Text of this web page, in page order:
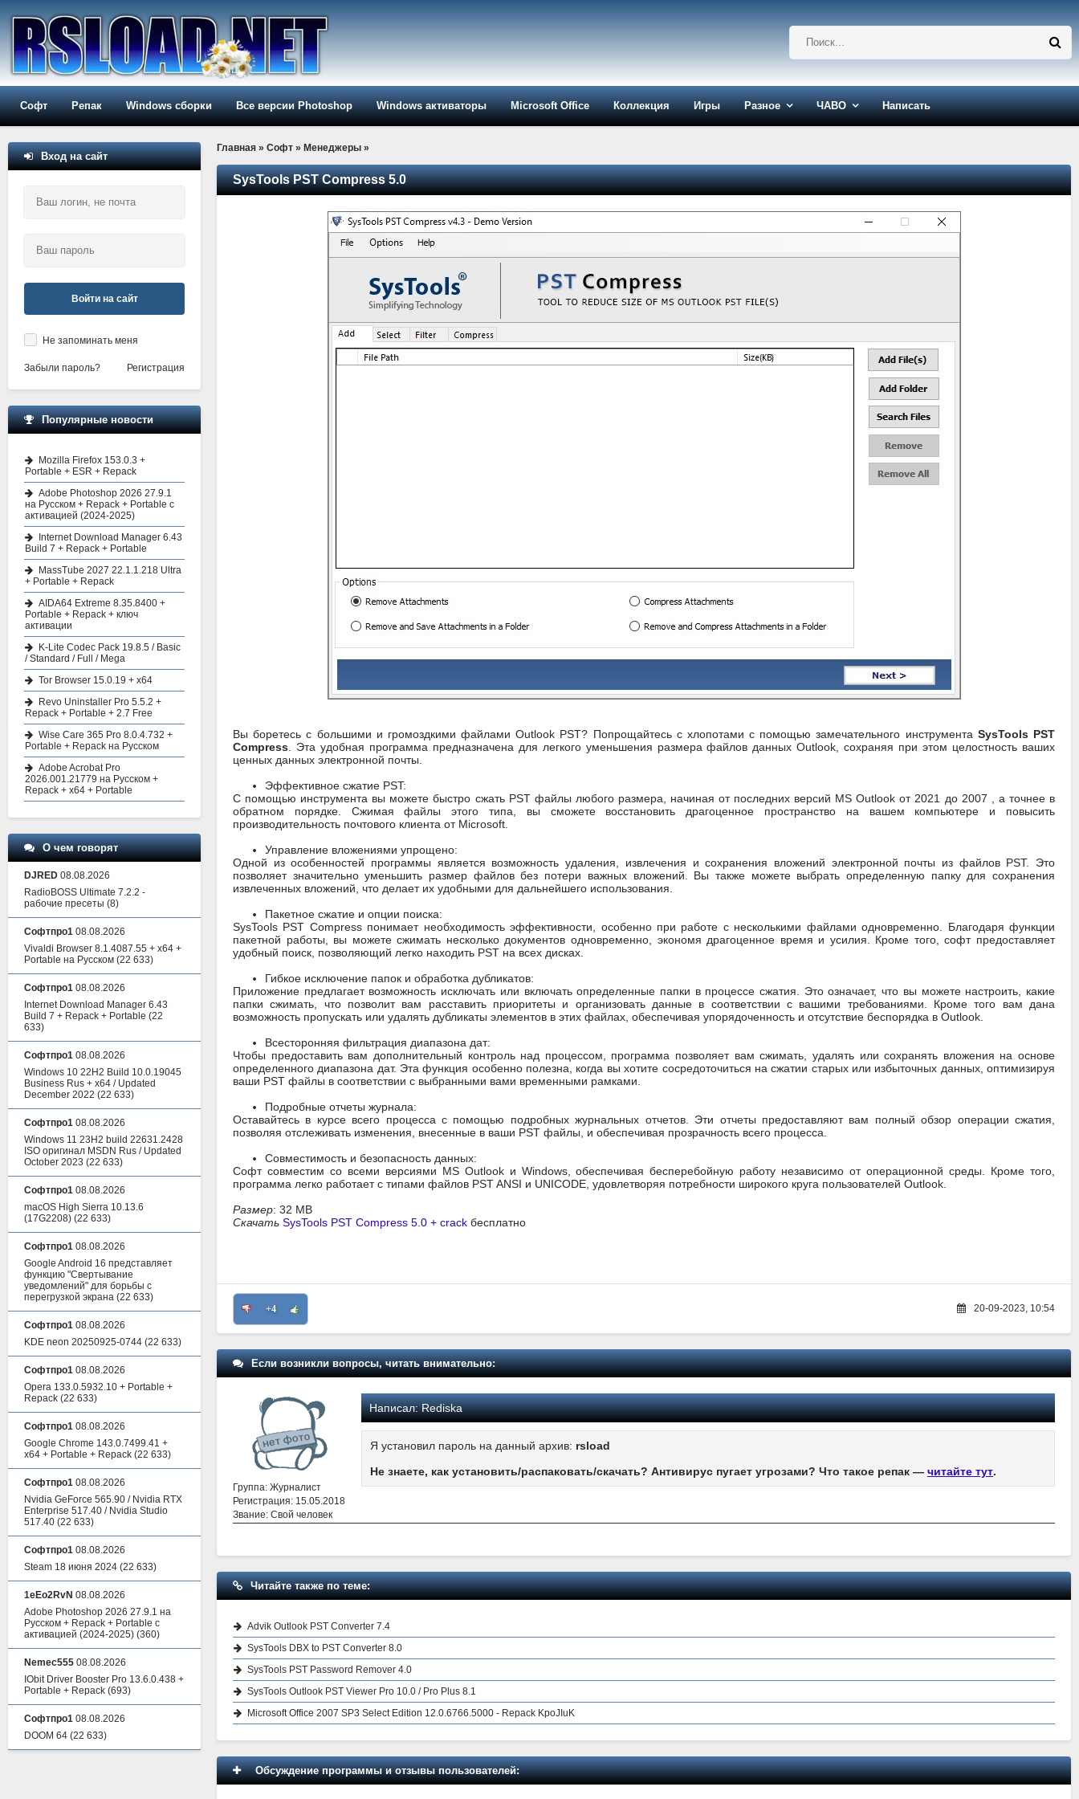
Софт Репак Windows сборки Все версии Photoshop Windows активаторы Microsoft Office Коллекция Игры Разное ЧАВО Написать
Главная » Софт » Менеджеры »
SysTools PST Compress 5.0
Вы боретесь с большими и громоздкими файлами Outlook PST? Попрощайтесь с хлопотами с помощью замечательного инструмента SysTools PST
Compress . Эта удобная программа предназначена для легкого уменьшения размера файлов данных Outlook, сохраняя при этом целостность ваших
ценных данных электронной почты.
Эффективное сжатие PST:
С помощью инструмента вы можете быстро сжать PST файлы любого размера, начиная от последних версий MS Outlook от 2021 до 2007 , а точнее в
обратном порядке. Сжимая файлы этого типа, вы сможете восстановить драгоценное пространство на вашем компьютере и повысить
производительность почтового клиента от Microsoft.
Управление вложениями упрощено:
Одной из особенностей программы является возможность удаления, извлечения и сохранения вложений электронной почты из файлов PST. Это
позволяет значительно уменьшить размер файлов без потери важных вложений. Вы также можете выбрать определенную папку для сохранения
извлеченных вложений, что делает их удобными для дальнейшего использования.
Пакетное сжатие и опции поиска:
SysTools PST Compress понимает необходимость эффективности, особенно при работе с несколькими файлами одновременно. Благодаря функции
пакетной работы, вы можете сжимать несколько документов одновременно, экономя драгоценное время и усилия. Кроме того, софт предоставляет
удобный поиск, позволяющий легко находить PST на всех дисках.
Гибкое исключение папок и обработка дубликатов:
Приложение предлагает возможность исключать или включать определенные папки в процессе сжатия. Это означает, что вы можете настроить, какие
папки сжимать, что позволит вам расставить приоритеты и организовать данные в соответствии с вашими требованиями. Кроме того вам дана
возможность пропускать или удалять дубликаты элементов в этих файлах, обеспечивая упорядоченность и отсутствие беспорядка в Outlook.
Всесторонняя фильтрация диапазона дат:
Чтобы предоставить вам дополнительный контроль над процессом, программа позволяет вам сжимать, удалять или сохранять вложения на основе
определенного диапазона дат. Эта функция особенно полезна, когда вы хотите сосредоточиться на сжатии старых или избыточных данных, оптимизируя
ваши PST файлы в соответствии с выбранными вами временными рамками.
Подробные отчеты журнала:
Оставайтесь в курсе всего процесса с помощью подробных журнальных отчетов. Эти отчеты предоставляют вам полный обзор операции сжатия,
позволяя отслеживать изменения, внесенные в ваши PST файлы, и обеспечивая прозрачность всего процесса.
Совместимость и безопасность данных:
Софт совместим со всеми версиями MS Outlook и Windows, обеспечивая бесперебойную работу независимо от операционной среды. Кроме того,
программа легко работает с типами файлов PST ANSI и UNICODE, удовлетворяя потребности широкого круга пользователей Outlook.
Размер: 32 MB
Скачать SysTools PST Compress 5.0 + crack бесплатно
+4 20-09-2023, 10:54
Если возникли вопросы, читать внимательно:
Группа: Журналист
Регистрация: 15.05.2018
Звание: Свой человек
Написал:Rediska
Я установил пароль на данный архив: rsload
Не знаете, как установить/распаковать/скачать? Антивирус пугает угрозами? Что такое репак — читайте тут.
Читайте также по теме:
Advik Outlook PST Converter 7.4
SysTools DBX to PST Converter 8.0
SysTools PST Password Remover 4.0
SysTools Outlook PST Viewer Pro 10.0 / Pro Plus 8.1
Microsoft Office 2007 SP3 Select Edition 12.0.6766.5000 - Repack KpoJIuK
Обсуждение программы и отзывы пользователей:
Вход на сайт
Войти на сайт
Не запоминать меня
Забыли пароль? Регистрация
Популярные новости
Mozilla Firefox 153.0.3 +
Portable + ESR + Repack
Adobe Photoshop 2026 27.9.1
на Русском + Repack + Portable с
активацией (2024-2025)
Internet Download Manager 6.43
Build 7 + Repack + Portable
MassTube 2027 22.1.1.218 Ultra
+ Portable + Repack
AIDA64 Extreme 8.35.8400 +
Portable + Repack + ключ
активации
K-Lite Codec Pack 19.8.5 / Basic
/ Standard / Full / Mega
Tor Browser 15.0.19 + x64
Revo Uninstaller Pro 5.5.2 +
Repack + Portable + 2.7 Free
Wise Care 365 Pro 8.0.4.732 +
Portable + Repack на Русском
Adobe Acrobat Pro
2026.001.21779 на Русском +
Repack + x64 + Portable
О чем говорят
DJRED 08.08.2026
RadioBOSS Ultimate 7.2.2 -
рабочие пресеты (8)
Софтпро1 08.08.2026
Vivaldi Browser 8.1.4087.55 + x64 +
Portable на Русском (22 633)
Софтпро1 08.08.2026
Internet Download Manager 6.43
Build 7 + Repack + Portable (22
633)
Софтпро1 08.08.2026
Windows 10 22H2 Build 10.0.19045
Business Rus + x64 / Updated
December 2022 (22 633)
Софтпро1 08.08.2026
Windows 11 23H2 build 22631.2428
ISO оригинал MSDN Rus / Updated
October 2023 (22 633)
Софтпро1 08.08.2026
macOS High Sierra 10.13.6
(17G2208) (22 633)
Софтпро1 08.08.2026
Google Android 16 представляет
функцию "Свертывание
уведомлений" для борьбы с
перегрузкой экрана (22 633)
Софтпро1 08.08.2026
KDE neon 20250925-0744 (22 633)
Софтпро1 08.08.2026
Opera 133.0.5932.10 + Portable +
Repack (22 633)
Софтпро1 08.08.2026
Google Chrome 143.0.7499.41 +
x64 + Portable + Repack (22 633)
Софтпро1 08.08.2026
Nvidia GeForce 565.90 / Nvidia RTX
Enterprise 517.40 / Nvidia Studio
517.40 (22 633)
Софтпро1 08.08.2026
Steam 18 июня 2024 (22 633)
1eEo2RvN 08.08.2026
Adobe Photoshop 2026 27.9.1 на
Русском + Repack + Portable с
активацией (2024-2025) (360)
Nemec555 08.08.2026
IObit Driver Booster Pro 13.6.0.438 +
Portable + Repack (693)
Софтпро1 08.08.2026
DOOM 64 (22 633)